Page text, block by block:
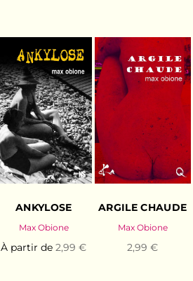
ANKYLOSE
Max Obione
À partir de2,99 €
ARGILE CHAUDE
Max Obione
2,99 €